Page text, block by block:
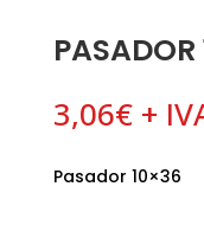
3,06€ +
Pasador 10×36